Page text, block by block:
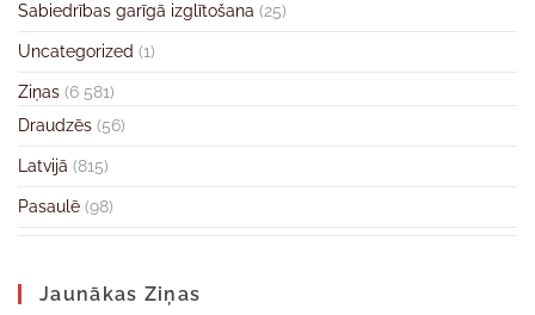
Sabiedrības garīgā izglītošana (25)
Uncategorized (1)
Ziņas (6 581)
Draudzēs (56)
Latvijā (815)
Pasaulē (98)
Jaunākas Ziņas